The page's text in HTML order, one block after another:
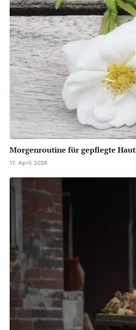
Morgenroutine für gepflegte Haut
17. April 2026